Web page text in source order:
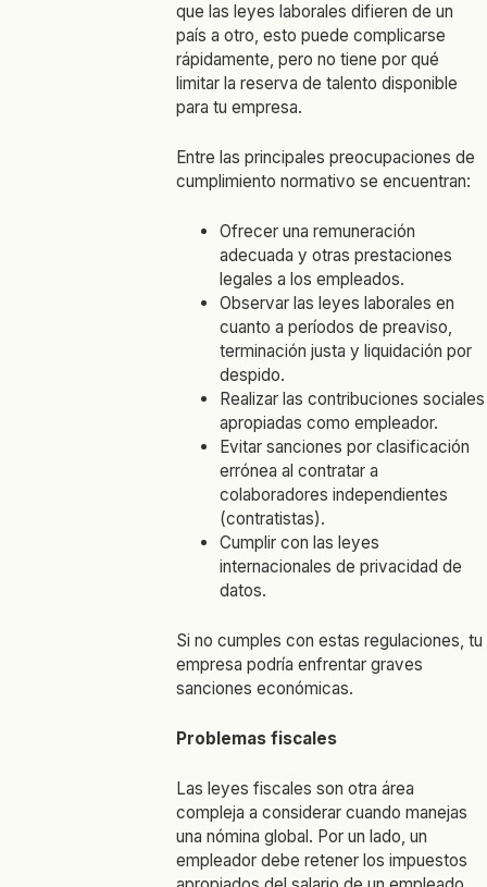
que las leyes laborales difieren de un
país a otro, esto puede complicarse
rápidamente, pero no tiene por qué
limitar la reserva de talento disponible
para tu empresa.
Entre las principales preocupaciones de
cumplimiento normativo se encuentran:
Ofrecer una remuneración
adecuada y otras prestaciones
legales a los empleados.
Observar las leyes laborales en
cuanto a períodos de preaviso,
terminación justa y liquidación por
despido.
Realizar las contribuciones sociales
apropiadas como empleador.
Evitar sanciones por clasificación
errónea al contratar a
colaboradores independientes
(contratistas).
Cumplir con las leyes
internacionales de privacidad de
datos.
Si no cumples con estas regulaciones, tu
empresa podría enfrentar graves
sanciones económicas.
Problemas fiscales
Las leyes fiscales son otra área
compleja a considerar cuando manejas
una nómina global. Por un lado, un
empleador debe retener los impuestos